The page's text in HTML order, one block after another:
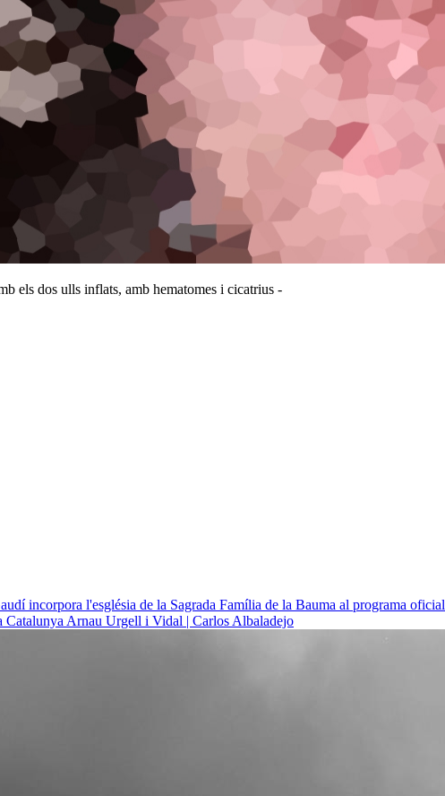
els dos ulls inflats, amb hematomes i cicatrius -
incorpora l'església de la Sagrada Família de la Bauma al programa oficial
Catalunya Arnau Urgell i Vidal | Carlos Albaladejo